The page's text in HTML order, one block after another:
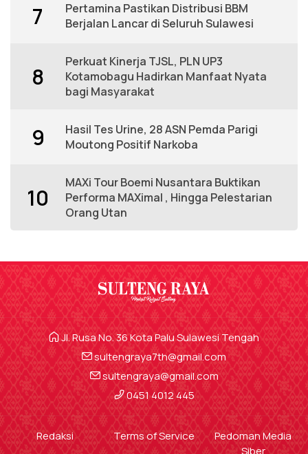
7
Pertamina Pastikan Distribusi BBM
Berjalan Lancar di Seluruh Sulawesi
8
Perkuat Kinerja TJSL, PLN UP3
Kotamobagu Hadirkan Manfaat Nyata
bagi Masyarakat
9
Hasil Tes Urine, 28 ASN Pemda Parigi
Moutong Positif Narkoba
10
MAXi Tour Boemi Nusantara Buktikan
Performa MAXimal , Hingga Pelestarian
Orang Utan
Jl. Rusa No. 36 Kota Palu Sulawesi Tengah
sultengraya7th@gmail.com
sultengraya@gmail.com
0451 4012 445
Redaksi Terms of Service
Pedoman Media
Siber